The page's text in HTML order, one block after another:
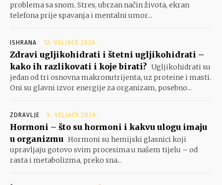
problema sa snom. Stres, ubrzan način života, ekran
telefona prije spavanja i mentalni umor...
ISHRANA 12. VELJAČE 2026.
Zdravi ugljikohidrati i štetni ugljikohidrati –
kako ih razlikovati i koje birati? Ugljikohidrati su
jedan od tri osnovna makronutrijenta, uz proteine i masti.
Oni su glavni izvor energije za organizam, posebno...
ZDRAVLJE 9. VELJAČE 2026.
Hormoni – što su hormoni i kakvu ulogu imaju
u organizmu Hormoni su hemijski glasnici koji
upravljaju gotovo svim procesima u našem tijelu – od
rasta i metabolizma, preko sna...